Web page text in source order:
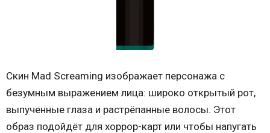
Скин Mad Screaming изображает персонажа с
безумным выражением лица: широко открытый рот,
выпученные глаза и растрёпанные волосы. Этот
образ подойдёт для хоррор-карт или чтобы напугать